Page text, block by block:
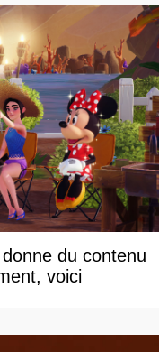
du contenu
voici